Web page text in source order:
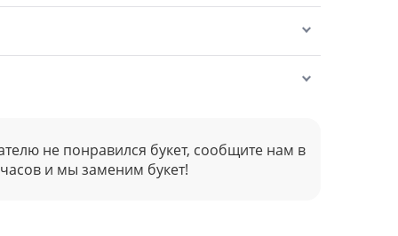
не понравился букет, сообщите нам в
и мы заменим букет!